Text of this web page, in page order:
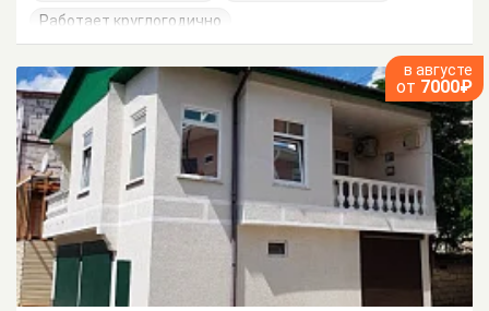
Работает круглогодично
в августе
от 7000₽